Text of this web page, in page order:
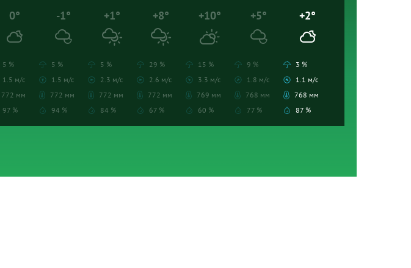
0°
5 %
1.5 м/с
772 мм
97 %
-1°
5 %
1.5 м/с
772 мм
94 %
+1°
5 %
2.3 м/с
772 мм
84 %
+8°
29 %
2.6 м/с
772 мм
67 %
+10°
15 %
3.3 м/с
769 мм
60 %
+5°
9 %
1.8 м/с
768 мм
77 %
+2°
3 %
1.1 м/с
768 мм
87 %